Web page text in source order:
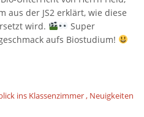
aus der JS2 erklärt, wie diese
wird.
Super
aufs Biostudium!
ins Klassenzimmer, Neuigkeiten